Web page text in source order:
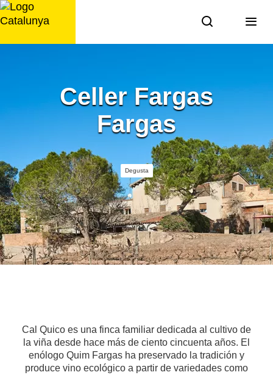
Saltar
al
Celler Fargas
Fargas
Degusta
Cal Quico es una finca familiar dedicada al cultivo de
la viña desde hace más de ciento cincuenta años. El
enólogo Quim Fargas ha preservado la tradición y
produce vino ecológico a partir de variedades como